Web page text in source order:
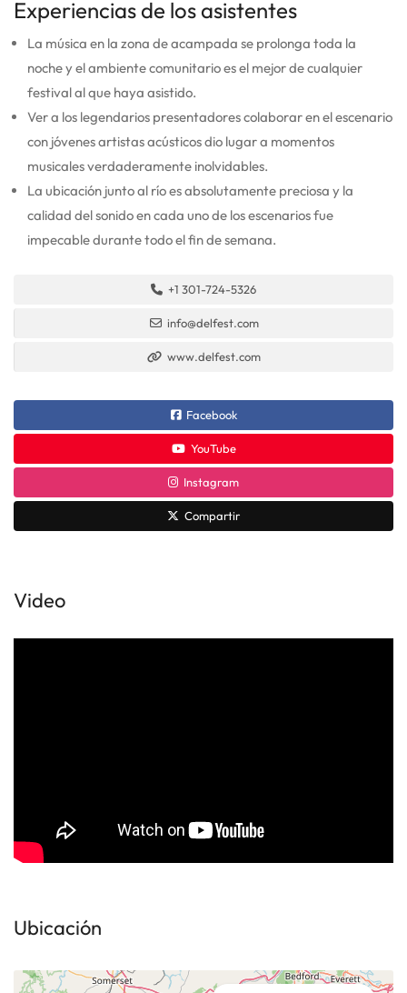
Experiencias de los asistentes
La música en la zona de acampada se prolonga toda la
noche y el ambiente comunitario es el mejor de cualquier
festival al que haya asistido.
Ver a los legendarios presentadores colaborar en el escenario
con jóvenes artistas acústicos dio lugar a momentos
musicales verdaderamente inolvidables.
La ubicación junto al río es absolutamente preciosa y la
calidad del sonido en cada uno de los escenarios fue
impecable durante todo el fin de semana.
+1 301-724-5326
info@delfest.com
www.delfest.com
Facebook
YouTube
Instagram
Compartir
Video
Ubicación